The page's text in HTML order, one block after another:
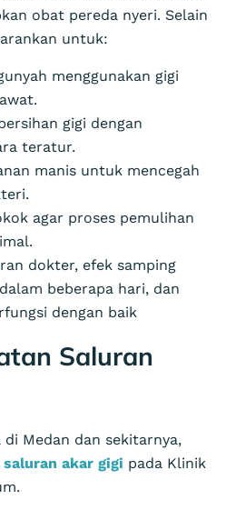
obat pereda nyeri. Selain
untuk:
menggunakan gigi
gigi dengan
teratur.
manis untuk mencegah
agar proses pemulihan
dokter, efek samping
beberapa hari, dan
dengan baik
Saluran
di Medan dan sekitarnya,
akar gigi pada Klinik